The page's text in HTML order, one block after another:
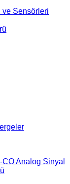
ve Sensörleri